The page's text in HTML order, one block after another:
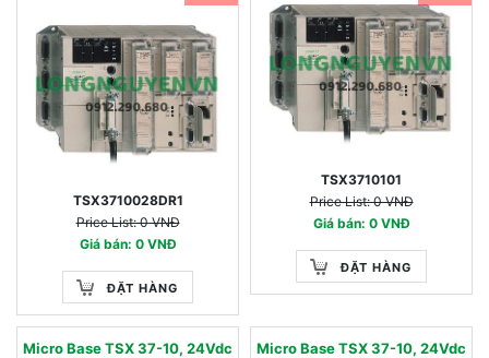
TSX3710028DR1
Price List: 0 VNĐ
Giá bán: 0 VNĐ
ĐẶT HÀNG
TSX3710101
Price List: 0 VNĐ
Giá bán: 0 VNĐ
ĐẶT HÀNG
Micro Base TSX 37-10, 24Vdc
Micro Base TSX 37-10, 24Vdc